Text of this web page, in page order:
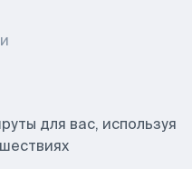
для вас, используя